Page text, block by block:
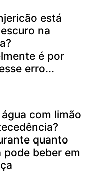
está
na
é por
erro...
com limão
quanto
pode beber em